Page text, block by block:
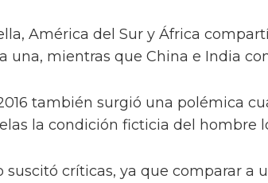
América del Sur y África
una, mientras que China e India
también surgió una polémica
la condición ficticia del hombre
suscitó críticas, ya que comparar a